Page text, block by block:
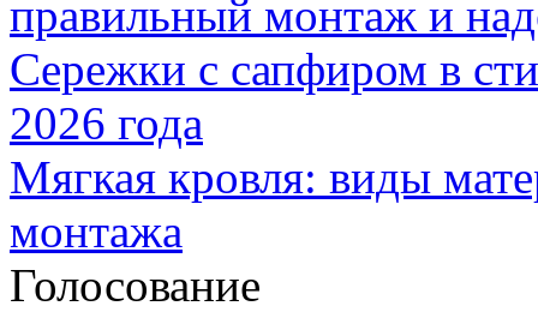
правильный монтаж и
Сережки с сапфиром в
2026 года
Мягкая кровля: виды
монтажа
Голосование